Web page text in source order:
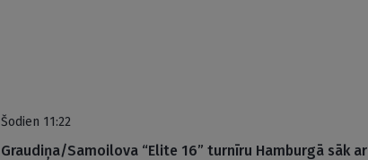
Šodien 11:22
Graudiņa/Samoilova “Elite 16” turnīru Hamburgā sāk ar